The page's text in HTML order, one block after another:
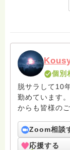
個別
脱サラして10
勤めています
からも皆様の
いと存じます
ろうかとは存
寺にもお気軽
Zoom相談
応援する